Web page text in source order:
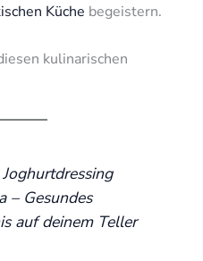
Küche begeistern.
kulinarischen
– Gesundes
auf deinem Teller